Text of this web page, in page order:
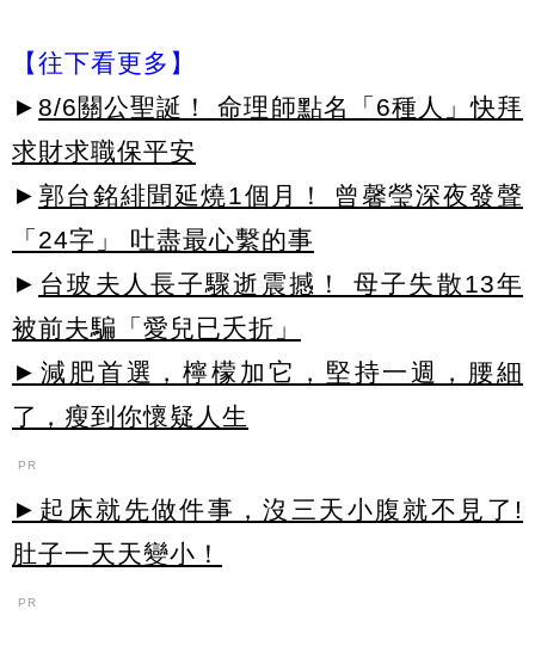
【往下看更多】
► 8/6關公聖誕！ 命理師點名「6種人」快拜
求財求職保平安
► 郭台銘緋聞延燒1個月！ 曾馨瑩深夜發聲
「24字」 吐盡最心繫的事
► 台玻夫人長子驟逝震撼！ 母子失散13年
被前夫騙「愛兒已夭折」
►減肥首選，檸檬加它，堅持一週，腰細
了，瘦到你懷疑人生
PR
►起床就先做件事，沒三天小腹就不見了!
肚子一天天變小！
PR